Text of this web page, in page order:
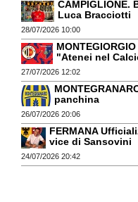
CAMPIGLIONE.
Luca Bracciotti
28/07/2026 10:00
"Atenei nel
27/07/2026 12:02
panchina
26/07/2026 20:06
FERMANA
vice di Sansovini
24/07/2026 20:42